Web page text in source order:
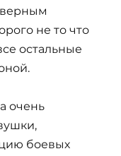
не то что
остальные
очень
боевых